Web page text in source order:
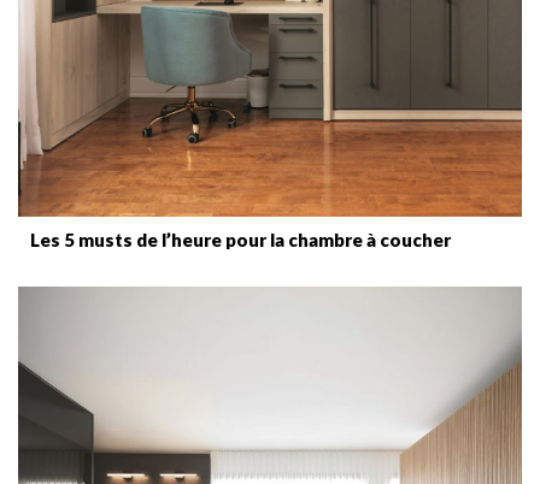
Les 5 musts de l’heure pour la chambre à coucher